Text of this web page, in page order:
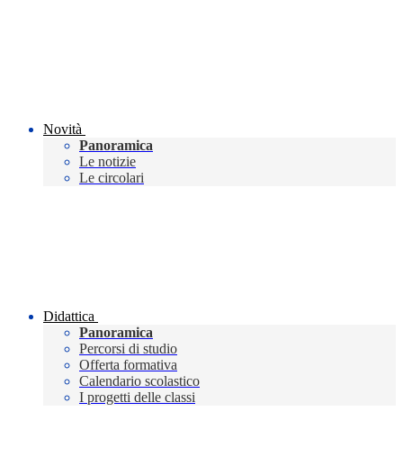
Novità
Panoramica
Le notizie
Le circolari
Didattica
Panoramica
Percorsi di studio
Offerta formativa
Calendario scolastico
I progetti delle classi